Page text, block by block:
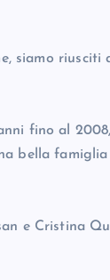
siamo riusciti
fino al
bella
e Cristina